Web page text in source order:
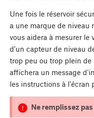
Une fois le réservoir
a une marque de niveau
vous aidera à mesurer le
d'un capteur de niveau
trop peu ou trop plein de
affichera un message
les instructions à l'écran
Ne remplissez